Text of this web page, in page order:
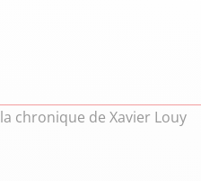
chronique de Xavier Louy